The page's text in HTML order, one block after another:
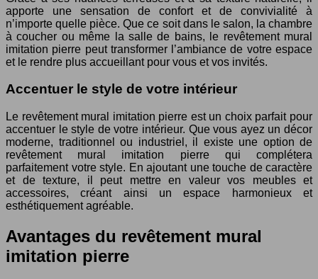
apporte une sensation de confort et de convivialité à
n’importe quelle pièce. Que ce soit dans le salon, la chambre
à coucher ou même la salle de bains, le revêtement mural
imitation pierre peut transformer l’ambiance de votre espace
et le rendre plus accueillant pour vous et vos invités.
Accentuer le style de votre intérieur
Le revêtement mural imitation pierre est un choix parfait pour
accentuer le style de votre intérieur. Que vous ayez un décor
moderne, traditionnel ou industriel, il existe une option de
revêtement mural imitation pierre qui complétera
parfaitement votre style. En ajoutant une touche de caractère
et de texture, il peut mettre en valeur vos meubles et
accessoires, créant ainsi un espace harmonieux et
esthétiquement agréable.
Avantages du revêtement mural
imitation pierre